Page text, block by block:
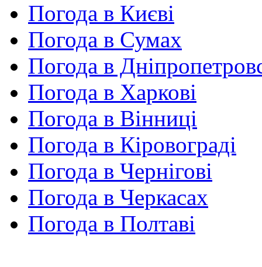
Погода в Києві
Погода в Сумах
Погода в
Погода в Харкові
Погода в Вінниці
Погода в Кіровограді
Погода в Чернігові
Погода в Черкасах
Погода в Полтаві